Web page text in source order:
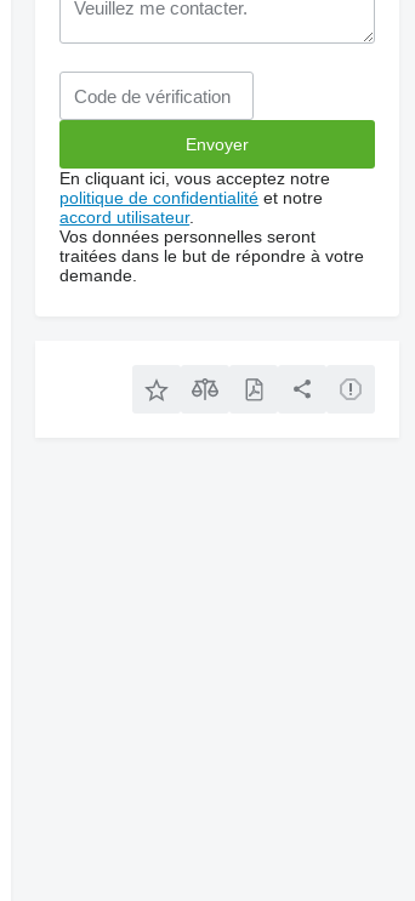
En cliquant ici, vous acceptez notre
politique de confidentialité et notre
accord utilisateur.
Vos données personnelles seront
traitées dans le but de répondre à votre
demande.